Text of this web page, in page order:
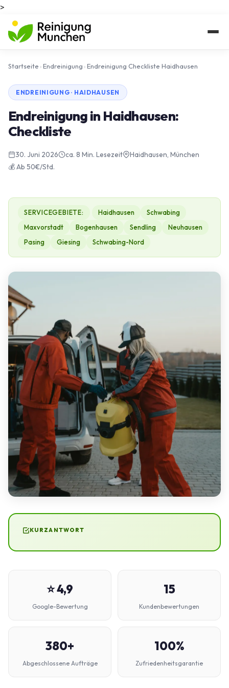
>
Startseite ›Endreinigung ›Endreinigung Checkliste Haidhausen
ENDREINIGUNG · HAIDHAUSEN
Endreinigung in Haidhausen:
Checkliste
30. Juni 2026 ca. 8 Min. Lesezeit
Haidhausen, München
💰 Ab 50€/Std.
SERVICEGEBIETE: Haidhausen
Schwabing
Maxvorstadt
Bogenhausen Sendling
Neuhausen
Pasing
Giesing Schwabing-Nord
KURZANTWORT
⭐ 4,9
Google-Bewertung
15
Kundenbewertungen
380+
Abgeschlossene Aufträge
100%
Zufriedenheitsgarantie